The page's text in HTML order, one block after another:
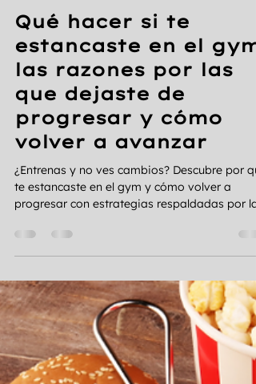
jessihidalgolop
29 jul
16 min de lectura
Qué hacer si te
estancaste en el gym:
las razones por las
que dejaste de
progresar y cómo
volver a avanzar
¿Entrenas y no ves cambios? Descubre por
te estancaste en el gym y cómo volver a
progresar con estrategias respaldadas por la
ciencia.